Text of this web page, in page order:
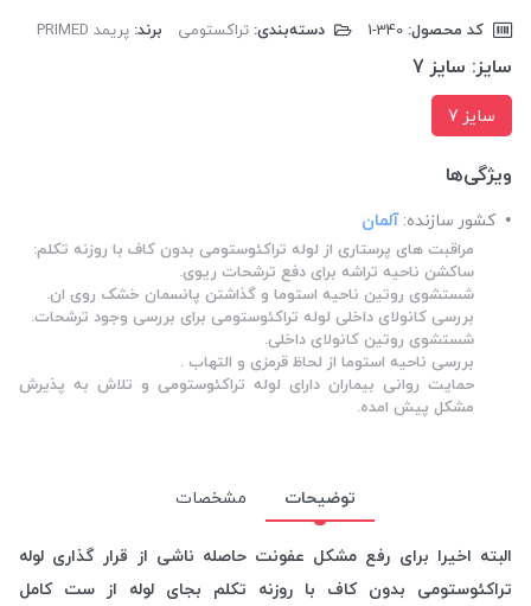
کد محصول: دسته‌بندی: تراکستومی برند: پریمد PRIMED
سایز: سایز 7
سایز 7
ویژگی‌ها
کشور سازنده: آلمان
مراقبت های پرستاری از لوله تراکئوستومی بدون کاف با روزنه تکلم:
ساکشن ناحیه تراشه برای دفع ترشحات ریوی.
شستشوی روتین ناحیه استوما و گذاشتن پانسمان خشک روی ان.
بررسی کانولای داخلی لوله تراکئوستومی برای بررسی وجود ترشحات.
شستشوی روتین کانولای داخلی.
بررسی ناحیه استوما از لحاظ قرمزی و التهاب .
حمایت روانی بیماران دارای لوله تراکئوستومی و تلاش به پذیرش
مشکل پیش امده.
توضیحات
مشخصات
البته اخیرا برای رفع مشکل عفونت حاصله ناشی از قرار گذاری لوله
تراکئوستومی بدون کاف با روزنه تکلم بجای لوله از ست کامل